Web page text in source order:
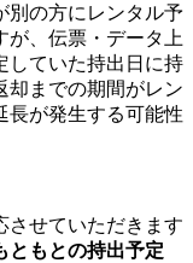
別の方にレンタル予
が、伝票・データ上
していた持出日に持
却までの期間がレン
長が発生する可能性
せていただきます
ともとの持出予定